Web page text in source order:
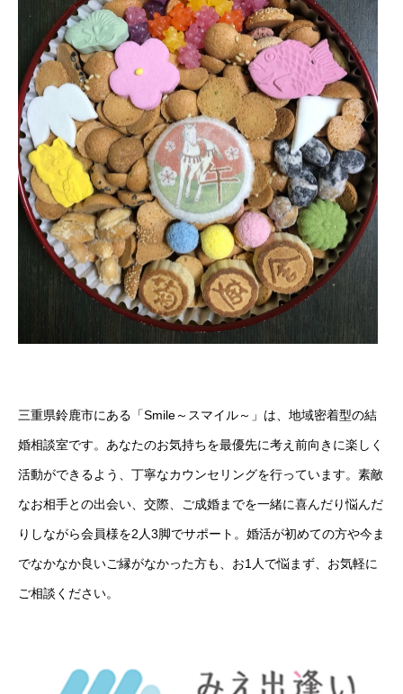
三重県鈴鹿市にある「Smile～スマイル～」は、地域密着型の結
婚相談室です。あなたのお気持ちを最優先に考え前向きに楽しく
活動ができるよう、丁寧なカウンセリングを行っています。素敵
なお相手との出会い、交際、ご成婚までを一緒に喜んだり悩んだ
りしながら会員様を2人3脚でサポート。婚活が初めての方や今ま
でなかなか良いご縁がなかった方も、お1人で悩まず、お気軽に
ご相談ください。